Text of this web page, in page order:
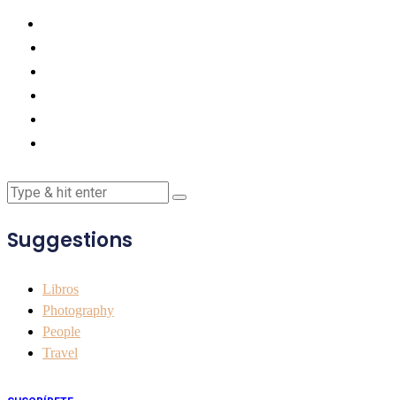
Suggestions
Libros
Photography
People
Travel